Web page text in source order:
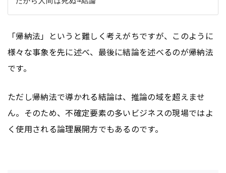
「帰納法」というと難しく考えがちですが、このように
様々な事象を先に述べ、最後に結論を述べるのが帰納法
です。
ただし帰納法で導かれる結論は、推論の域を超えませ
ん。そのため、不確定要素の多いビジネスの現場ではよ
く使用される論理展開方でもあるのです。